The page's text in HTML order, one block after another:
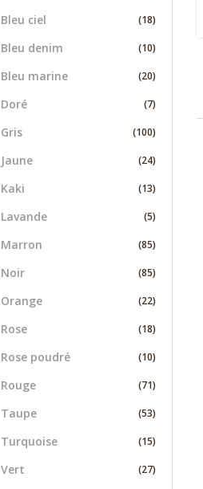
Bleu ciel (18)
Bleu denim (10)
Bleu marine (20)
Doré (7)
Gris (100)
Jaune (24)
Kaki (13)
Lavande (5)
Marron (85)
Noir (85)
Orange (22)
Rose (18)
Rose poudré (10)
Rouge (71)
Taupe (53)
Turquoise (15)
Vert (27)